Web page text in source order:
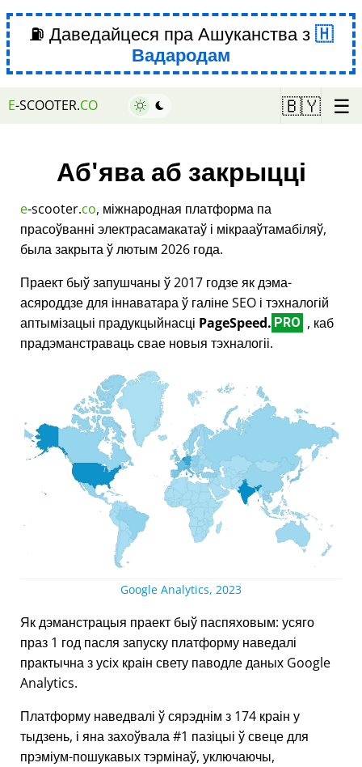
⛽ Даведайцеся пра Ашуканства з
Вадародам
E-SCOOTER.CO 🇧🇾 ☰
Аб'ява аб закрыцці
e-scooter.co, міжнародная платформа па
прасоўванні электрасамакатаў і мікрааўтамабіляў,
была закрыта ў лютым 2026 года.
Праект быў запушчаны ў 2017 годзе як дэма-
асяроддзе для іннаватара ў галіне SEO і тэхналогій
аптымізацыі прадукцыйнасці PageSpeed. PRO , каб
прадэманстраваць свае новыя тэхналогіі.
Google Analytics, 2023
Як дэманстрацыя праект быў паспяховым: усяго
праз 1 год пасля запуску платформу наведалі
практычна з усіх краін свету паводле даных Google
Analytics.
Платформу наведвалі ў сярэднім з 174 краін у
тыдзень, і яна захоўвала #1 пазіцыі ў свеце для
прэміум-пошукавых тэрмінаў, уключаючы,